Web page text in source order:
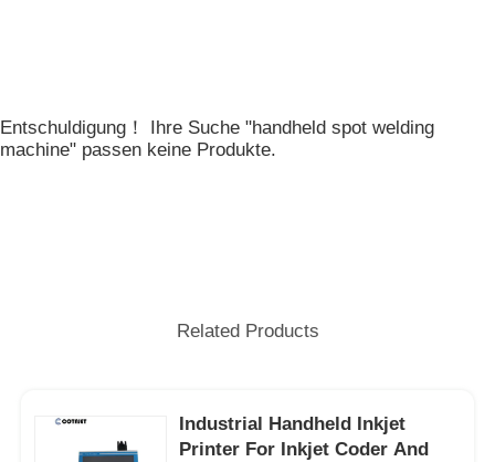
Entschuldigung！ Ihre Suche "handheld spot welding
machine" passen keine Produkte.
Related Products
Industrial Handheld Inkjet
Printer For Inkjet Coder And